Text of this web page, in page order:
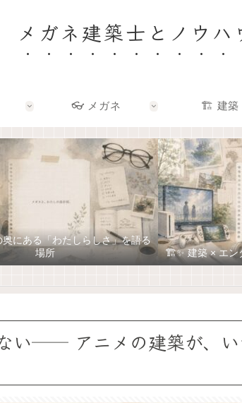
メガネ建築士とノウハ
👓 メガネ 🏗️ 建築
にある「わたしらしさ」を語る
場所
🏗️✨ 建築 × エン
い── アニメの建築が、